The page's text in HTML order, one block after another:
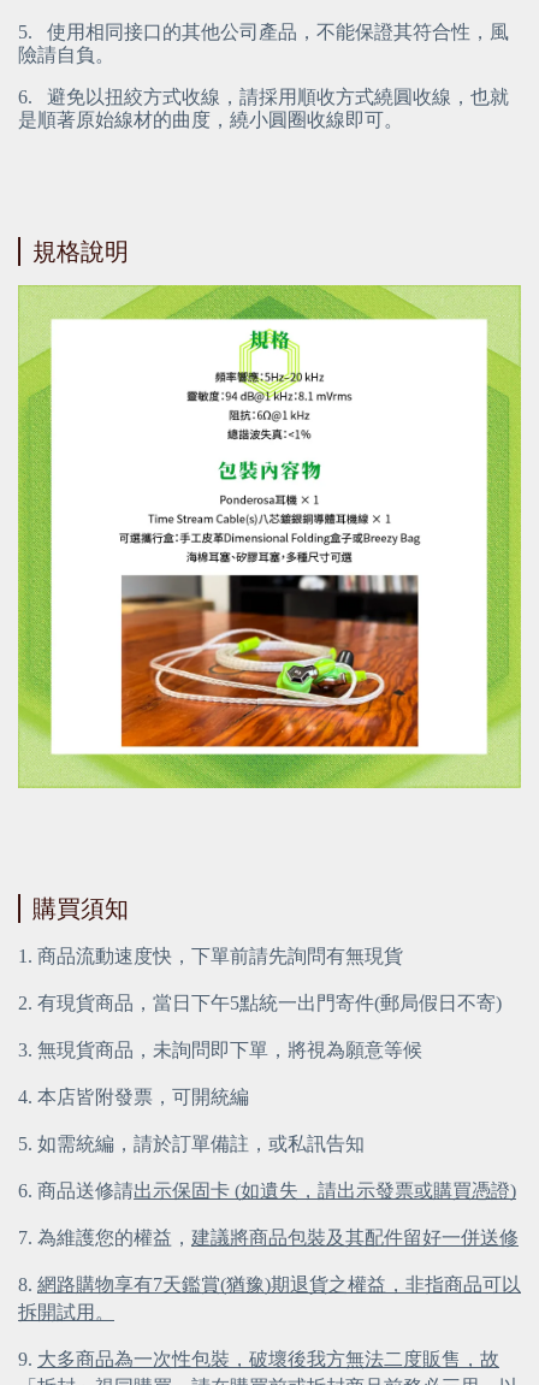
5.
使用相同接口的其他公司產品，不能保證其符合性，風
險請自負。
6.
避免以扭絞方式收線，請採用順收方式繞圓收線，也就
是順著原始線材的曲度，繞小圓圈收線即可。
規格說明
購買須知
1. 商品流動速度快，下單前請先詢問有無現貨
2. 有現貨商品，當日下午5點統一出門寄件(郵局假日不寄)
3. 無現貨商品，未詢問即下單，將視為願意等候
4. 本店皆附發票，可開統編
5. 如需統編，請於訂單備註，或私訊告知
6. 商品送修請出示保固卡 (如遺失，請出示發票或購買憑證)
7. 為維護您的權益， 建議將商品包裝及其配件留好一併送修
8. 網路購物享有7天鑑賞(猶豫)期退貨之權益，非指商品可以
拆開試用。
9. 大多商品為一次性包裝，破壞後我方無法二度販售，故